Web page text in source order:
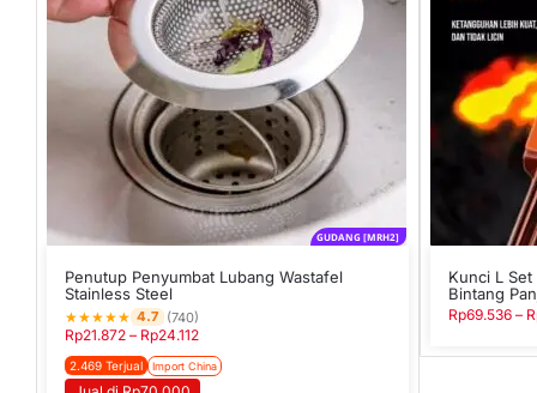
GUDANG [MRH2]
Penutup Penyumbat Lubang Wastafel
Stainless Steel
★★★★★ 4.7 (740)
Rp21.872 – Rp24.112
2.469 Terjual Import China
Kunci L
Bintang
Rp69.536 –